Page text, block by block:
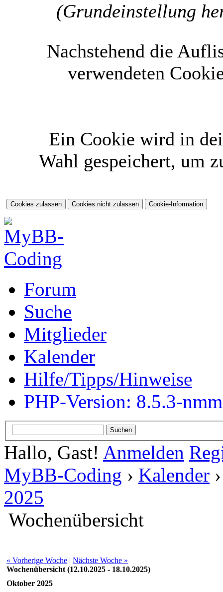
(Grundeinstellung
Nachstehend die
verwendeten
Ein Cookie wird in
Wahl gespeichert, um
Forum
Suche
Mitglieder
Kalender
Hilfe/Tipps/Hinweise
PHP-Version: 8.5.3-
Hallo, Gast! Anmelden
MyBB-Coding › Kalender
2025
Wochenübersicht
« Vorherige Woche | Nächste Woche »
Wochenübersicht (12.10.2025 - 18.10.2025)
Oktober 2025